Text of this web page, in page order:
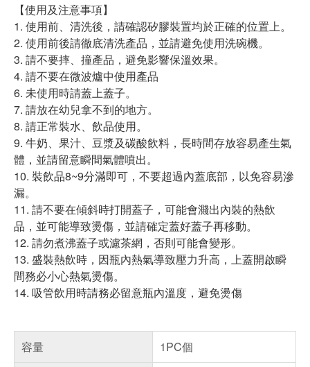
【使用及注意事項】
1. 使用前、清洗後，請確認矽膠裝置均於正確的位置上。
2. 使用前後請徹底清洗產品，並請避免使用洗碗機。
3. 請不要摔、撞產品，避免影響保溫效果。
4. 請不要在微波爐中使用產品
6. 未使用時請蓋上蓋子。
7. 請放在幼兒拿不到的地方。
8. 請正常裝水、飲品使用。
9. 牛奶、果汁、豆漿及碳酸飲料，長時間存放容易產生氣
體，並請留意瞬間氣體噴出。
10. 裝飲品8~9分滿即可，不要超過內蓋底部，以免容易滲
漏。
11. 請不要在傾斜時打開蓋子，可能會濺出內裝的熱飲
品，並可能導致燙傷，並請確定蓋好蓋子再移動。
12. 請勿煮沸蓋子或濾茶網，否則可能會變形。
13. 盛裝熱飲時，因瓶內熱氣導致壓力升高，上蓋開啟瞬
間務必小心熱氣燙傷。
14. 吸管飲用時請務必留意瓶內溫度，避免燙傷
容量
1PC個